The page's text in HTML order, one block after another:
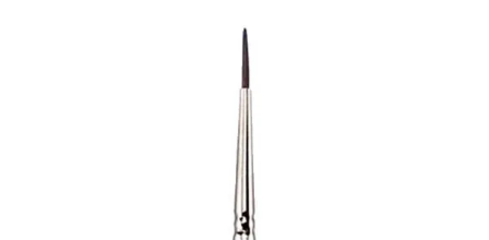
Mağazadaki Yenilikler
Giriş Yap